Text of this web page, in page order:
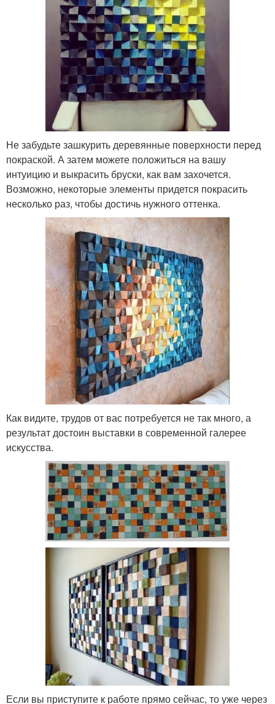
Не забудьте зашкурить деревянные поверхности перед
покраской. А затем можете положиться на вашу
интуицию и выкрасить бруски, как вам захочется.
Возможно, некоторые элементы придется покрасить
несколько раз, чтобы достичь нужного оттенка.
Как видите, трудов от вас потребуется не так много, а
результат достоин выставки в современной галерее
искусства.
Если вы приступите к работе прямо сейчас, то уже через